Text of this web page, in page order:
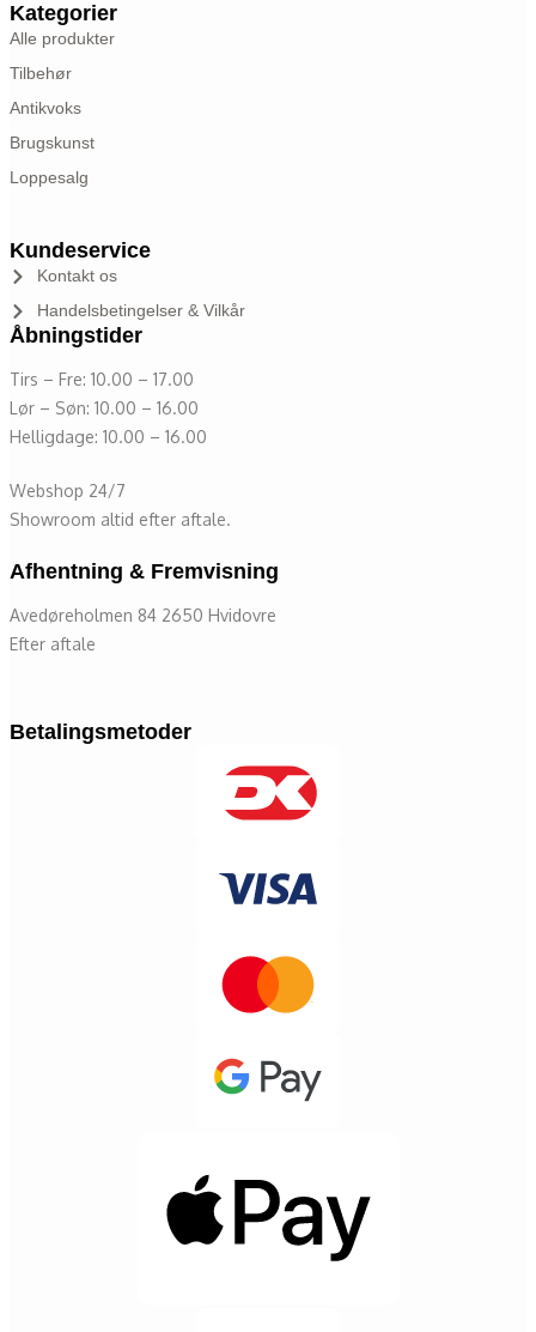
Kategorier
Alle produkter
Tilbehør
Antikvoks
Brugskunst
Loppesalg
Kundeservice
Kontakt os
Handelsbetingelser & Vilkår
Åbningstider
Tirs – Fre: 10.00 – 17.00
Lør – Søn: 10.00 – 16.00
Helligdage: 10.00 – 16.00
Webshop 24/7
Showroom altid efter aftale.
Afhentning & Fremvisning
Avedøreholmen 84 2650 Hvidovre
Efter aftale
Betalingsmetoder